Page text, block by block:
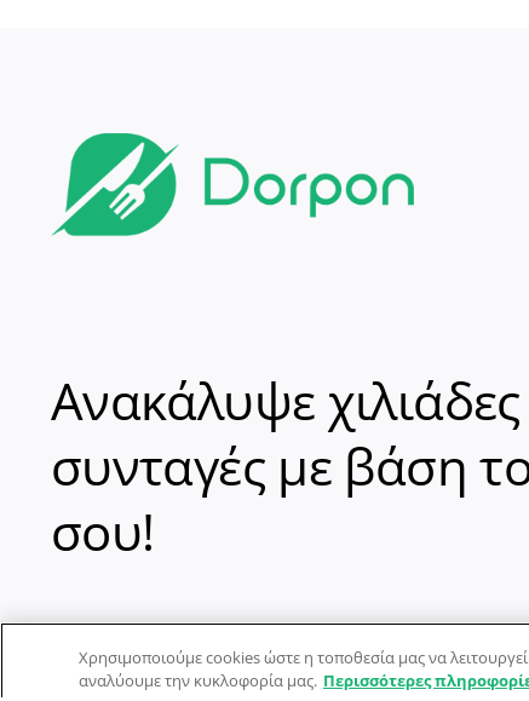
Ανακάλυψε χιλιάδες
συνταγές με βάση
σου!
Χρησιμοποιούμε cookies ώστε η τοποθεσία μας να
αναλύουμε την κυκλοφορία μας. Περισσότερες